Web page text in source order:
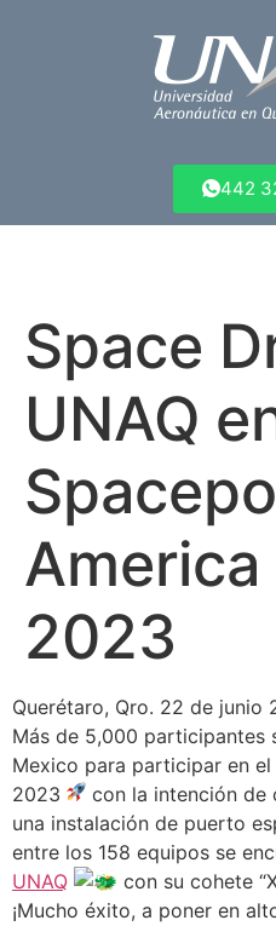
442
Space
UNAQ
America
2023
Querétaro, Qro. 22 de junio
Más de 5,000 participantes
Mexico para participar en
2023
con la intención de
una instalación de puerto
entre los 158 equipos se
UNAQ
con su cohete
¡Mucho éxito, a poner en